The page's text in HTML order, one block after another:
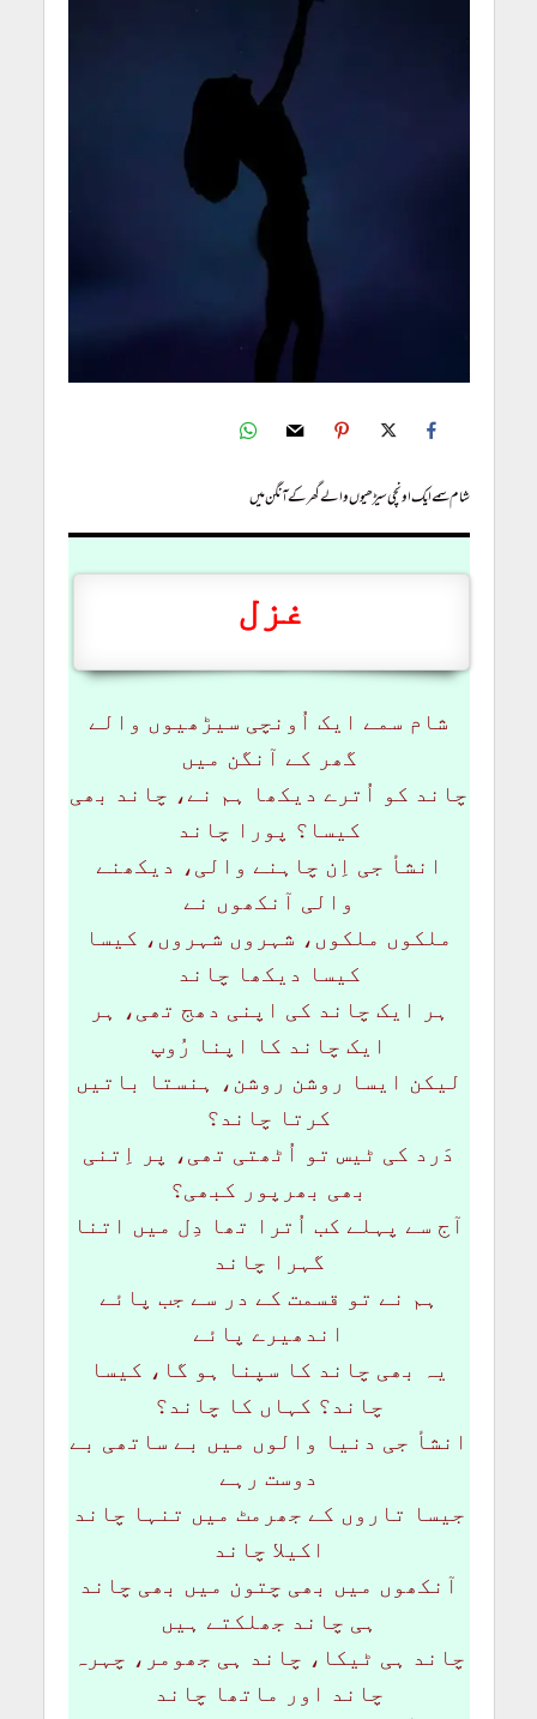
شام سمے ایک اونچی سیڑھیوں والے گھر کے آنگن میں
غزل
شام سمے ایک اُونچی سیڑھیوں والے
گھر کے آنگن میں
چاند کو اُترے دیکھا ہم نے، چاند بھی
کیسا؟ پورا چاند
انشأ جی اِن چاہنے والی، دیکھنے
والی آنکھوں نے
ملکوں ملکوں، شہروں شہروں، کیسا
کیسا دیکھا چاند
ہر ایک چاند کی اپنی دھج تھی، ہر
ایک چاند کا اپنا رُوپ
لیکن ایسا روشن روشن، ہنستا باتیں
کرتا چاند؟
دَرد کی ٹیس تو اُٹھتی تھی، پر اِتنی
بھی بھرپور کبھی؟
آج سے پہلے کب اُترا تھا دِل میں اتنا
گہرا چاند
ہم نے تو قسمت کے در سے جب پائے
اندھیرے پائے
یہ بھی چاند کا سپنا ہو گا، کیسا
چاند؟ کہاں کا چاند؟
انشأ جی دنیا والوں میں بے ساتھی بے
دوست رہے
جیسا تاروں کے جھرمٹ میں تنہا چاند
اکیلا چاند
آنکھوں میں بھی چتون میں بھی چاند
ہی چاند جھلکتے ہیں
چاند ہی ٹیکا، چاند ہی جھومر، چہرہ
چاند اور ماتھا چاند